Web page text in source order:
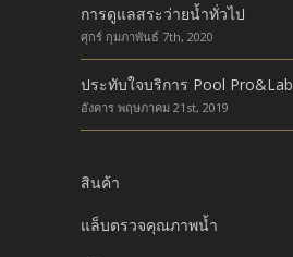
การดูแลสระว่ายน้ำทั่วไป
ศุกร์ กุมภาพันธ์ 7th, 2020
ประทับใจบริการ Pool Pro&Lab
อังคาร พฤษภาคม 21st, 2019
สินค้า
แล็บตรวจคุณภาพน้ำ